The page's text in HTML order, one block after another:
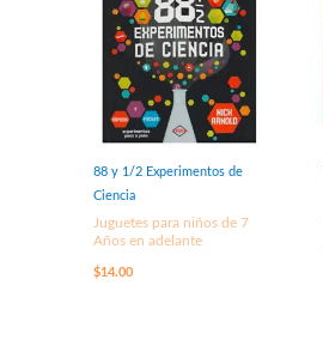
88 y 1/2 Experimentos de
Ciencia
Juguetes para niños de 7
Años en adelante
$14.00